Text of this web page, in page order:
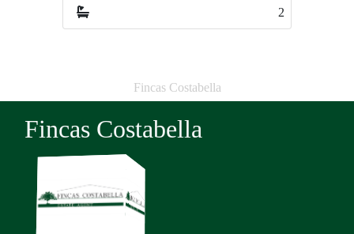
Fincas Costabella
Fincas Costabella